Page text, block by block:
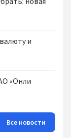
и
«Онли
Все новости